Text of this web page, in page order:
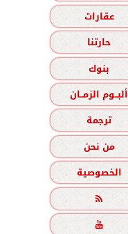
عقارات
حارتنا
بنوك
ألبــوم الزمــان
ترجمة
من نحن
الخصوصية

